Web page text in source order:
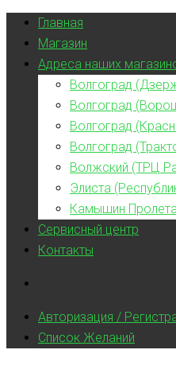
Главная
Магазин
Адреса наших
Волгоград
Волгоград
Волгоград
Волгоград
Волжский (ТРЦ
Элиста
Камышин
Сервисный центр
Контакты
Авторизация /
Список Желаний